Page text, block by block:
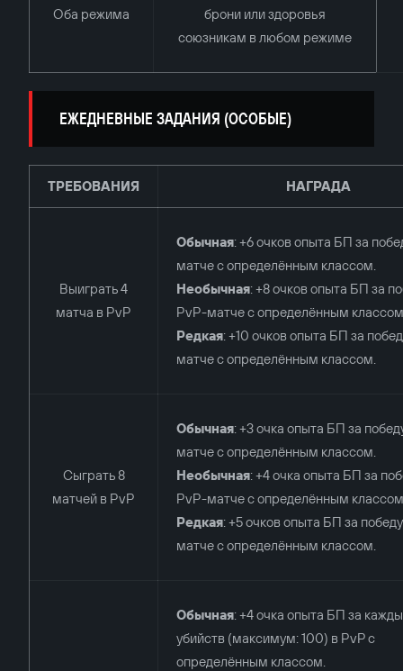
Оба режима
брони или здоровья
союзникам в любом режиме
ЕЖЕДНЕВНЫЕ ЗАДАНИЯ (ОСОБЫЕ)
ТРЕБОВАНИЯ НАГРАДА
Выиграть 4
матча в PvP
Обычная: +6 очков опыта БП за
матче с определённым классом.
Необычная: +8 очков опыта БП за
PvP-матче с определённым
Редкая: +10 очков опыта БП за
матче с определённым классом.
Сыграть 8
матчей в PvP
Обычная: +3 очка опыта БП за
матче с определённым классом.
Необычная: +4 очка опыта БП за
PvP-матче с определённым
Редкая: +5 очков опыта БП за
матче с определённым классом.
Обычная: +4 очка опыта БП за
убийств (максимум: 100) в PvP с
определённым классом.